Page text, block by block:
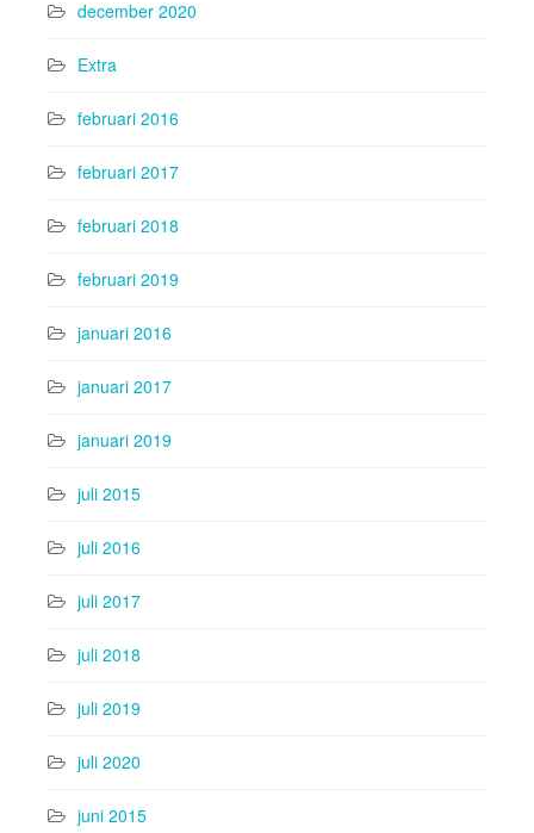
december 2020
Extra
februari 2016
februari 2017
februari 2018
februari 2019
januari 2016
januari 2017
januari 2019
juli 2015
juli 2016
juli 2017
juli 2018
juli 2019
juli 2020
juni 2015